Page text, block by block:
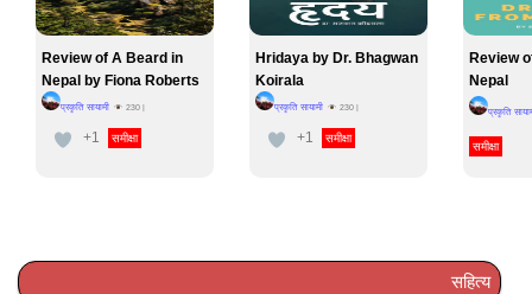
Review of A Beard in
Nepal by Fiona Roberts
प्रकृति सायामी 230|
+1 समीक्षा
Hridaya by Dr. Bhagwan
Koirala
प्रकृति सायामी 230|
+1 समीक्षा
Review
Nepal
प्रकृति
समीक्षा
सहित्य